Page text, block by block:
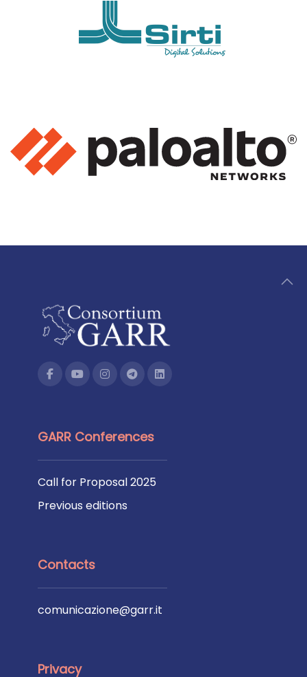
GARR Conferences
Call for Proposal 2025
Previous editions
Contacts
comunicazione@garr.it
Privacy